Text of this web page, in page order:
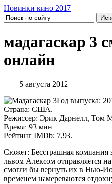
Новинки кино 2017
мадагаскар 3
онлайн
5 августа 2012
Год выпуска:
Страна: США.
Режиссер: Эрик Дарнелл, Том
Время: 93 мин.
Рейтинг IMDb: 7,93.
Сюжет: Бесстрашная компания
львом Алексом отправляется
смогли бы вернуть их в Нью-
временем намереваются